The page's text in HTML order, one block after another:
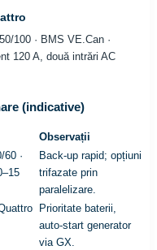
100 · BMS VE.Can ·
120 A, două intrări AC
(indicative)
Observații
60 ·
Back-up rapid; opțiuni
trifazate prin
paralelizare.
Prioritate baterii,
auto-start generator
via GX.